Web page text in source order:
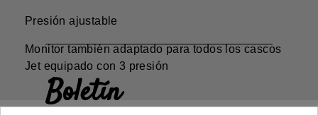
Presión ajustable
Monitor también adaptado para todos los cascos
Jet equipado con 3 presión
Boletín